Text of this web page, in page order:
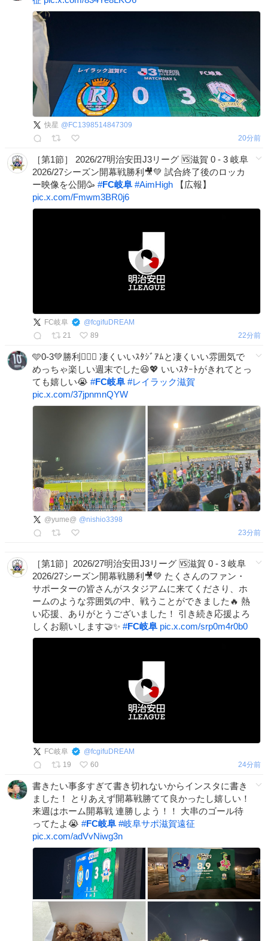
快星 @ FC1398514847309
20分前
［第1節］ 2026/27明治安田J3リーグ 🆚滋賀 0 - 3 岐阜
2026/27シーズン開幕戦勝利🎥💚 試合終了後のロッカ
ー映像を公開🥳 #FC岐阜 #AimHigh 【広報】
pic.x.com/Fmwm3BR0j6
FC岐阜 @fcgifuDREAM
21
89 22分前
🩵0-3💚勝利👍🏻✨️ 凄くいいｽﾀｼﾞｱﾑと凄くいい雰囲気で
めっちゃ楽しい週末でした😆︎💖 いいｽﾀｰﾄがきれてとっ
ても嬉しい😭 #FC岐阜 #レイラック滋賀
pic.x.com/37jpnmnQYW
@yume@ @nishio3398
23分前
［第1節］2026/27明治安田J3リーグ 🆚滋賀 0 - 3 岐阜
2026/27シーズン開幕戦勝利🎥💚 たくさんのファン・
サポーターの皆さんがスタジアムに来てくださり、ホ
ームのような雰囲気の中、戦うことができました🔥 熱
い応援、ありがとうございました！ 引き続き応援よろ
しくお願いします🤝✨ #FC岐阜 pic.x.com/srp0m4r0b0
FC岐阜 @fcgifuDREAM
19
60 24分前
書きたい事多すぎて書き切れないからインスタに書き
ました！ とりあえず開幕戦勝てて良かったし嬉しい！
来週はホーム開幕戦 連勝しよう！！ 大串のゴール待
ってたよ😭 #FC岐阜 #岐阜サポ滋賀遠征
pic.x.com/adVvNiwg3n